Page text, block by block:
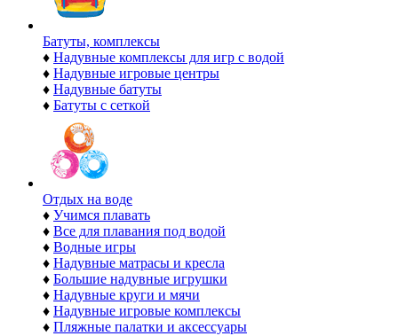
Батуты, комплексы
♦ Надувные комплексы для игр с водой
♦ Надувные игровые центры
♦ Надувные батуты
♦ Батуты с сеткой
Отдых на воде
♦ Учимся плавать
♦ Все для плавания под водой
♦ Водные игры
♦ Надувные матрасы и кресла
♦ Большие надувные игрушки
♦ Надувные круги и мячи
♦ Надувные игровые комплексы
♦ Пляжные палатки и аксессуары